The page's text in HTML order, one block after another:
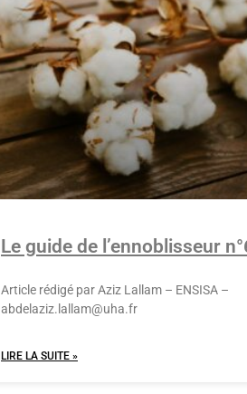
Le guide de l’ennoblisseur
Article rédigé par Aziz Lallam – ENSISA –
abdelaziz.lallam@uha.fr
LIRE LA SUITE »